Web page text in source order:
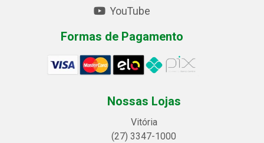
YouTube
Formas de Pagamento
Nossas Lojas
Vitória
(27) 3347-1000